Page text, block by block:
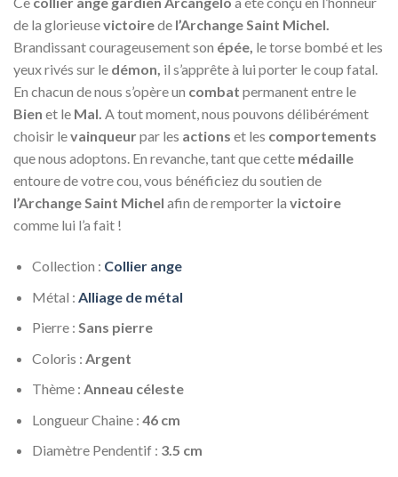
de la glorieusevictoirede l’Archange Saint Michel.
Brandissant courageusement son épée, le torse bombé et les
yeux rivés sur le démon, il s’apprête à lui porter le coup fatal.
En chacun de nous s’opère un combat permanent entre le
Bien et le Mal. A tout moment, nous pouvons délibérément
choisir levainqueurpar les actions et les comportements
que nous adoptons. En revanche, tant que cette médaille
entoure de votre cou, vous bénéficiez du soutien de
l’Archange Saint Michel afin de remporter la victoire
comme lui l’a fait !
Collection : Collier ange
Métal : Alliage de métal
Pierre : Sans pierre
Coloris : Argent
Thème : Anneau céleste
Longueur Chaine : 46 cm
Diamètre Pendentif : 3.5 cm